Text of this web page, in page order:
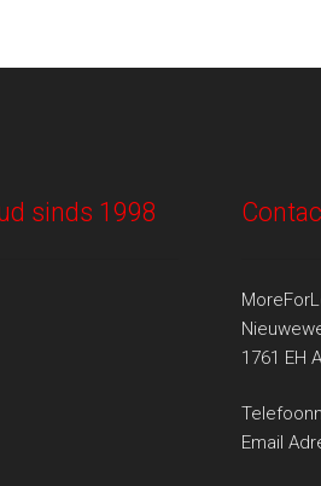
sinds 1998
1761 EH
Email